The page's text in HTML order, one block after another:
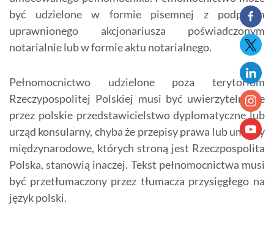
być udzielone w formie pisemnej z podpisem
uprawnionego akcjonariusza poświadczonym
notarialnie lub w formie aktu notarialnego.
Pełnomocnictwo udzielone poza terytorium
Rzeczypospolitej Polskiej musi być uwierzytelnione
przez polskie przedstawicielstwo dyplomatyczne lub
urząd konsularny, chyba że przepisy prawa lub umowy
międzynarodowe, których stroną jest Rzeczpospolita
Polska, stanowią inaczej. Tekst pełnomocnictwa musi
być przetłumaczony przez tłumacza przysięgłego na
język polski.